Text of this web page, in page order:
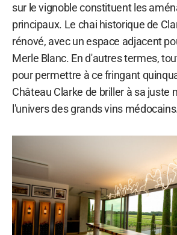
sur le vignoble constituent les
principaux. Le chai historique de
rénové, avec un espace adjacent
Merle Blanc. En d'autres termes,
pour permettre à ce fringant
Château Clarke de briller à sa juste
l'univers des grands vins